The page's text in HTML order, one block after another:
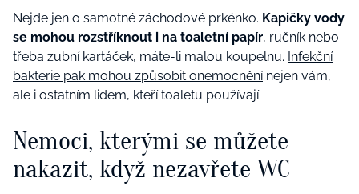
Nejde jen o samotné záchodové prkénko. Kapičky vody
se mohou rozstříknout i na toaletní papír, ručník nebo
třeba zubní kartáček, máte-li malou koupelnu. Infekční
bakterie pak mohou způsobit onemocněnínejen vám,
ale i ostatním lidem, kteří toaletu používají.
Nemoci, kterými se můžete
nakazit, když nezavřete WC